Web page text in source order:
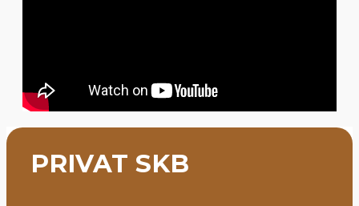
PRIVAT SKB